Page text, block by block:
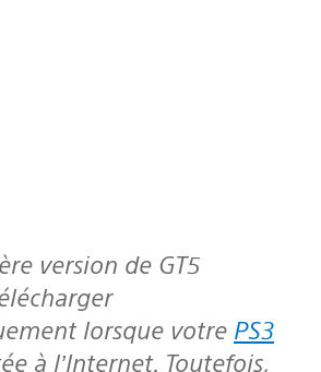
lorsque votre PS3
à l’Internet. Toutefois,